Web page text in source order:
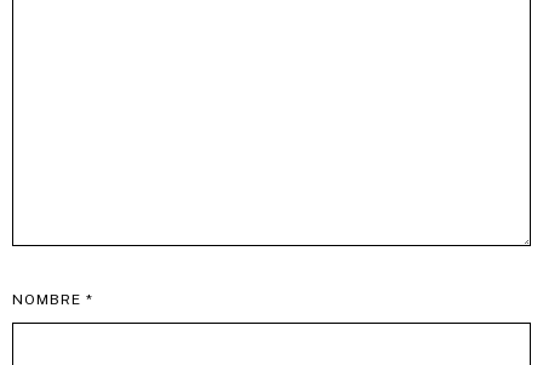
NOMBRE *